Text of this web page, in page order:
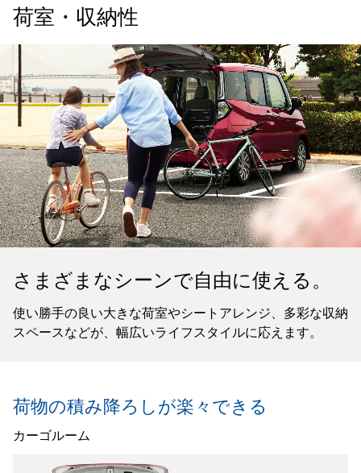
荷室・収納性
さまざまなシーンで自由に使える。
使い勝手の良い大きな荷室やシートアレンジ、多彩な収納
スペースなどが、幅広いライフスタイルに応えます。
荷物の積み降ろしが楽々できる
カーゴルーム